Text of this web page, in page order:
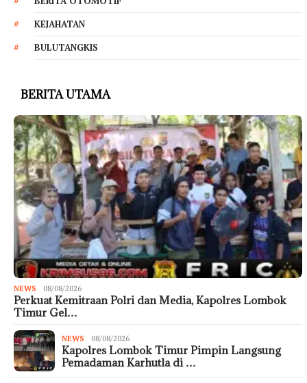
KEJAHATAN
BULUTANGKIS
BERITA UTAMA
NEWS 08/08/2026
Perkuat Kemitraan Polri dan Media, Kapolres Lombok
Timur Gel…
NEWS 08/08/2026
Kapolres Lombok Timur Pimpin Langsung
Pemadaman Karhutla di …